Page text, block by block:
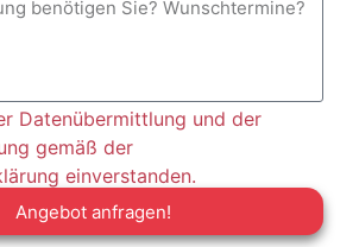
Datenübermittlung und der
gemäß der
einverstanden.
Angebot anfragen!